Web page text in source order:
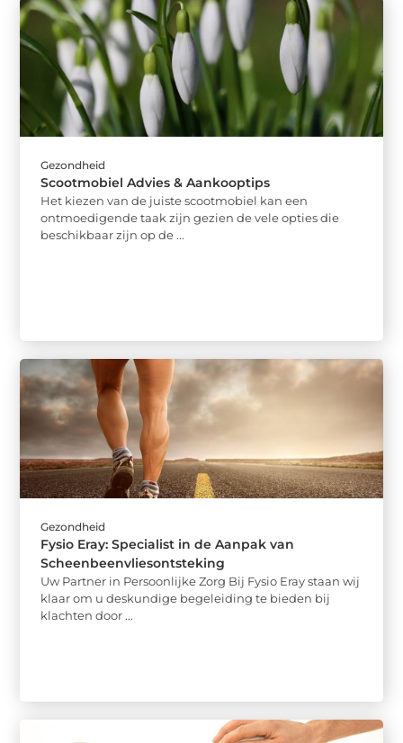
Gezondheid
Scootmobiel Advies & Aankooptips
Het kiezen van de juiste scootmobiel kan een
ontmoedigende taak zijn gezien de vele opties die
beschikbaar zijn op de ...
Gezondheid
Fysio Eray: Specialist in de Aanpak van
Scheenbeenvliesontsteking
Uw Partner in Persoonlijke Zorg Bij Fysio Eray staan wij
klaar om u deskundige begeleiding te bieden bij
klachten door ...